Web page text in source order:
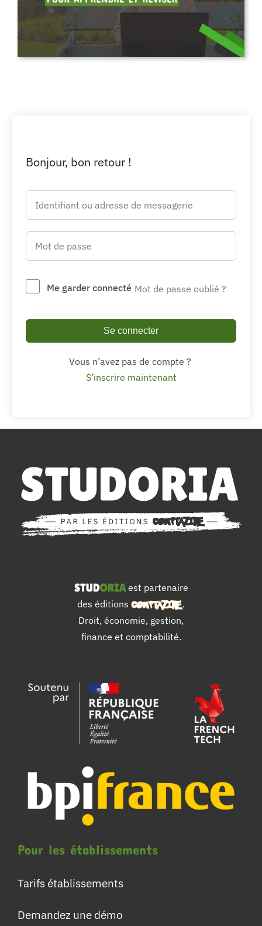
Bonjour, bon retour !
Me garder connecté Mot de passe oublié ?
Se connecter
Vous n’avez pas de compte ?
S’inscrire maintenant
est partenaire
des éditions
.
Droit, économie, gestion,
finance et comptabilité.
Pour les établissements
Tarifs établissements
Demandez une démo